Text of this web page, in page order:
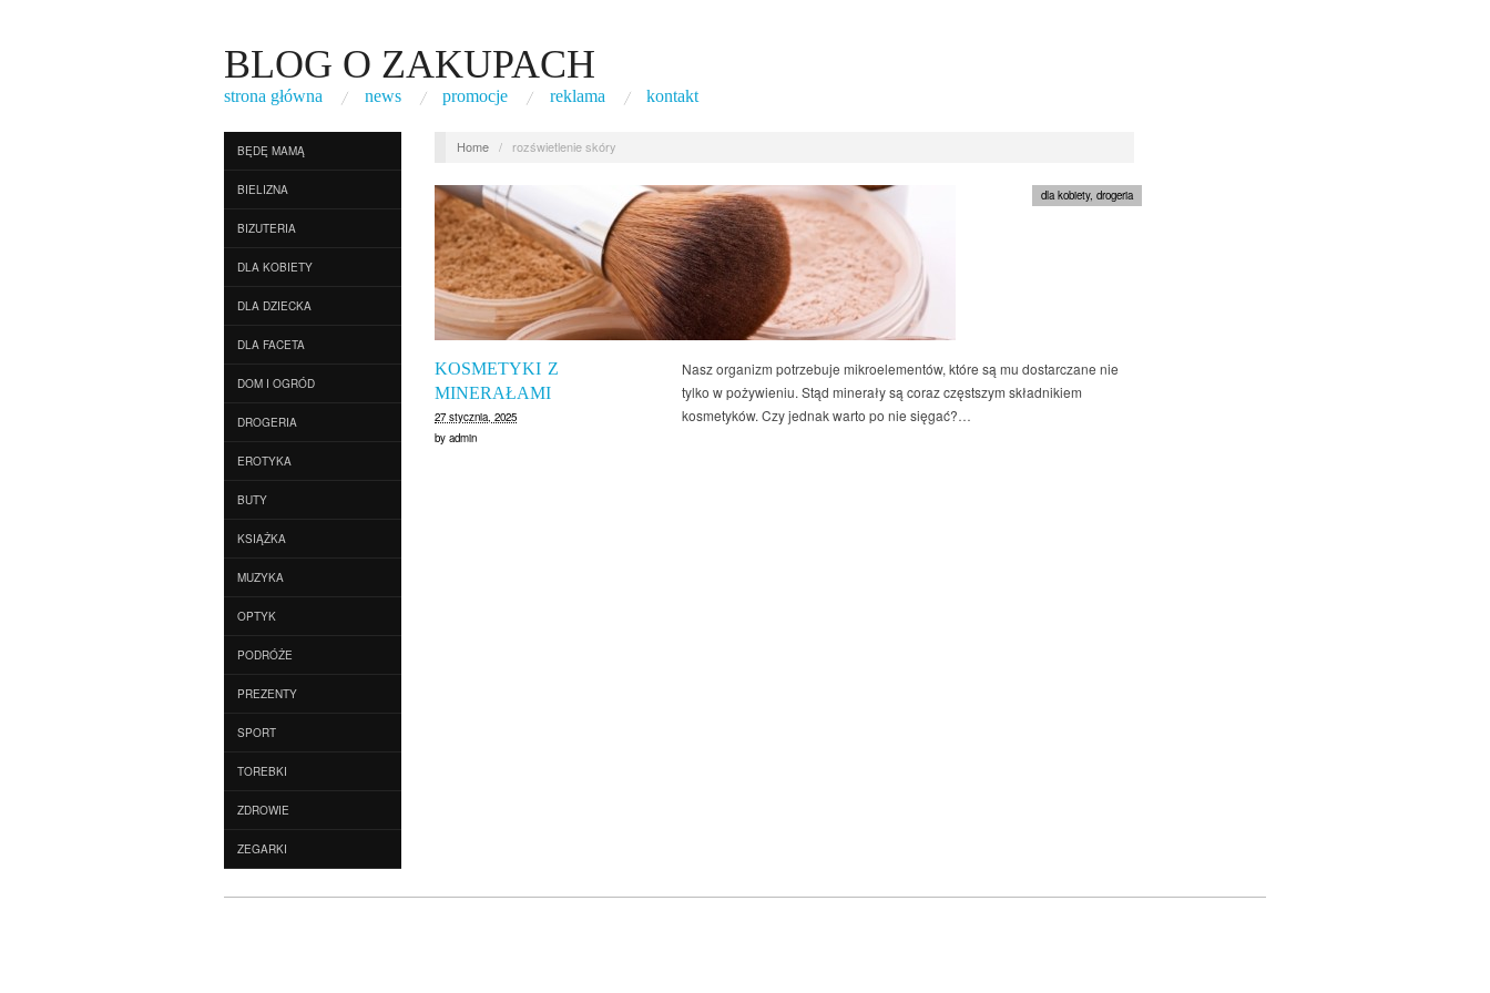
BLOG O ZAKUPACH
strona główna news promocje reklama kontakt
BĘDĘ MAMĄ
BIELIZNA
BIZUTERIA
DLA KOBIETY
DLA DZIECKA
DLA FACETA
DOM I OGRÓD
DROGERIA
EROTYKA
BUTY
KSIĄŻKA
MUZYKA
OPTYK
PODRÓŻE
PREZENTY
SPORT
TOREBKI
ZDROWIE
ZEGARKI
Home / rozświetlenie skóry
KOSMETYKI Z
MINERAŁAMI
27 stycznia, 2025
by admin
dla kobiety, drogeria
Nasz organizm potrzebuje mikroelementów, które są mu dostarczane nie
tylko w pożywieniu. Stąd minerały są coraz częstszym składnikiem
kosmetyków. Czy jednak warto po nie sięgać?…